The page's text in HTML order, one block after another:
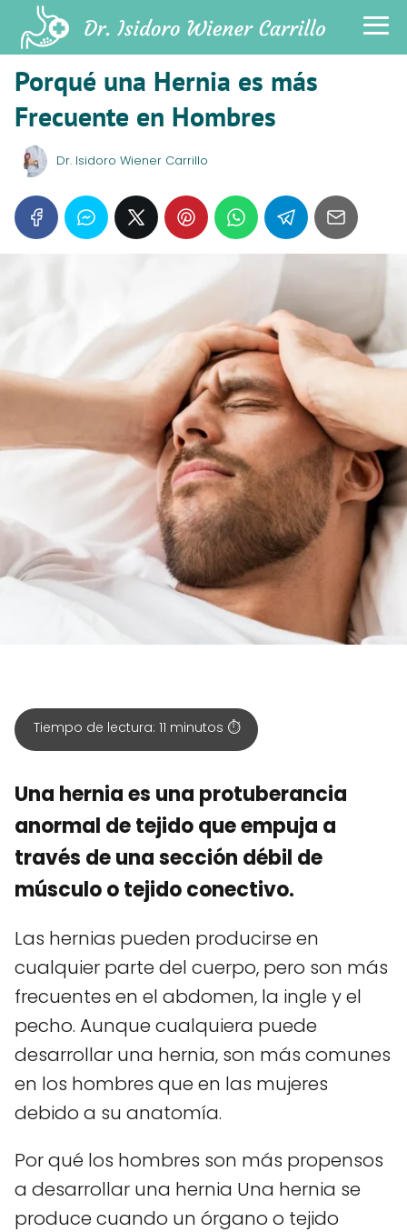
Porqué una Hernia es más
Frecuente en Hombres
Dr. Isidoro Wiener Carrillo
Tiempo de lectura: 11 minutos ⏱️
Una hernia es una protuberancia
anormal de tejido que empuja a
través de una sección débil de
músculo o tejido conectivo.
Las hernias pueden producirse en
cualquier parte del cuerpo, pero son más
frecuentes en el abdomen, la ingle y el
pecho. Aunque cualquiera puede
desarrollar una hernia, son más comunes
en los hombres que en las mujeres
debido a su anatomía.
Por qué los hombres son más propensos
a desarrollar una hernia Una hernia se
produce cuando un órgano o tejido